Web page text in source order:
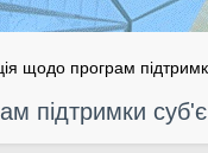
щодо програм
підтримки